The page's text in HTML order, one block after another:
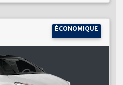
ÉCONOMIQUE